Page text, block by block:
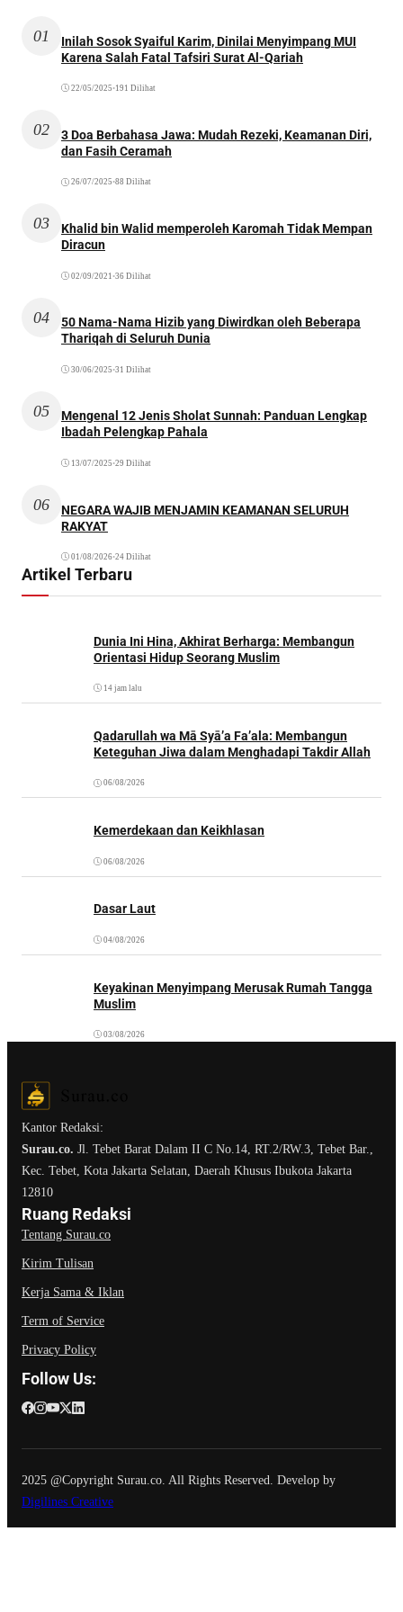
01
Inilah Sosok Syaiful Karim, Dinilai Menyimpang MUI
Karena Salah Fatal Tafsiri Surat Al-Qariah
22/05/2025 •191 Dilihat
02
3 Doa Berbahasa Jawa: Mudah Rezeki, Keamanan Diri,
dan Fasih Ceramah
26/07/2025 •88 Dilihat
03
Khalid bin Walid memperoleh Karomah Tidak Mempan
Diracun
02/09/2021 •36 Dilihat
04
50 Nama-Nama Hizib yang Diwirdkan oleh Beberapa
Thariqah di Seluruh Dunia
30/06/2025 •31 Dilihat
05
Mengenal 12 Jenis Sholat Sunnah: Panduan Lengkap
Ibadah Pelengkap Pahala
13/07/2025 •29 Dilihat
06
NEGARA WAJIB MENJAMIN KEAMANAN SELURUH
RAKYAT
01/08/2026•24 Dilihat
Artikel Terbaru
Dunia Ini Hina, Akhirat Berharga: Membangun
Orientasi Hidup Seorang Muslim
14 jam lalu
Qadarullah wa Mā Syā’a Fa’ala: Membangun
Keteguhan Jiwa dalam Menghadapi Takdir Allah
06/08/2026
Kemerdekaan dan Keikhlasan
06/08/2026
Dasar Laut
04/08/2026
Keyakinan Menyimpang Merusak Rumah Tangga
Muslim
03/08/2026
Kantor Redaksi:
Surau.co. Jl. Tebet Barat Dalam II C No.14, RT.2/RW.3, Tebet Bar.,
Kec. Tebet, Kota Jakarta Selatan, Daerah Khusus Ibukota Jakarta
12810
Ruang Redaksi
Tentang Surau.co
Kirim Tulisan
Kerja Sama & Iklan
Term of Service
Privacy Policy
Follow Us:
2025 @Copyright Surau.co. All Rights Reserved. Develop by
Digilines Creative